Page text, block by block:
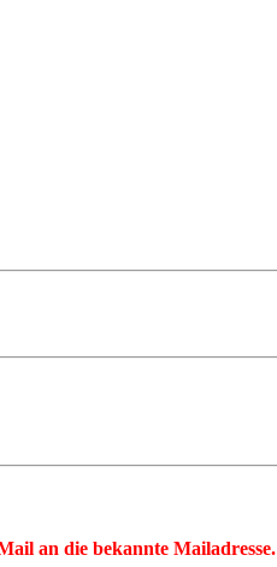
an die bekannte Mailadresse.